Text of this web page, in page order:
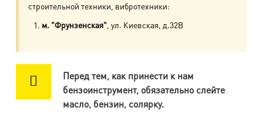
м. Приморская
пр. Науки, д.8, к.1
м. Озерки, м. Пр. Просвещения
строительной техники, вибротехники:
м. "Фрунзенская" , ул. Киевская, д.32В
Перед тем, как принести к нам
бензоинструмент, обязательно слейте
масло, бензин, солярку.